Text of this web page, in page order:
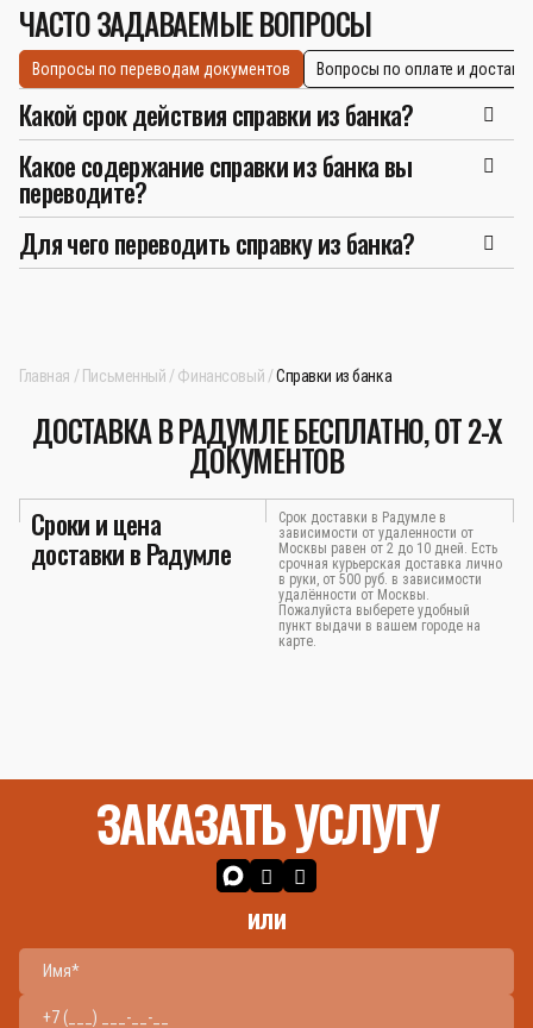
ЧАСТО ЗАДАВАЕМЫЕ ВОПРОСЫ
Вопросы по переводам документов Вопросы по оплате и
Какой срок действия справки из банка?
Какое содержание справки из банка вы
переводите?
Для чего переводить справку из банка?
Главная Письменный Финансовый Справки из банка
ДОСТАВКА В РАДУМЛЕ БЕСПЛАТНО, ОТ 2-Х
ДОКУМЕНТОВ
Сроки и цена
доставки в Радумле
Срок доставки в Радумле в
зависимости от удаленности от
Москвы равен от 2 до 10 дней. Есть
срочная курьерская доставка лично
в руки, от 500 руб. в зависимости
удалённости от Москвы.
Пожалуйста выберете удобный
пункт выдачи в вашем городе на
карте.
ЗАКАЗАТЬ УСЛУГУ
или